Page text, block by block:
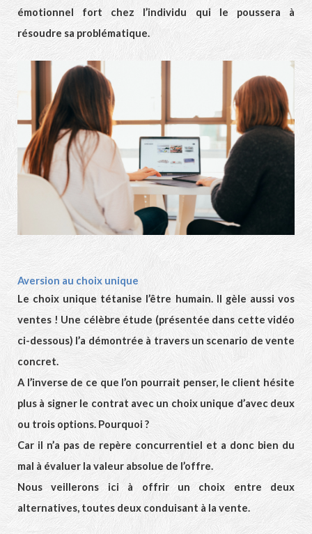
émotionnel fort chez l’individu qui le poussera à
résoudre sa problématique.
Aversion au choix unique
Le choix unique tétanise l’être humain. Il gèle aussi vos
ventes ! Une célèbre étude (présentée dans cette vidéo
ci-dessous) l’a démontrée à travers un scenario de vente
concret.
A l’inverse de ce que l’on pourrait penser, le client hésite
plus à signer le contrat avec un choix unique d’avec deux
ou trois options. Pourquoi ?
Car il n’a pas de repère concurrentiel et a donc bien du
mal à évaluer la valeur absolue de l’offre.
Nous veillerons ici à offrir un choix entre deux
alternatives, toutes deux conduisant à la vente.